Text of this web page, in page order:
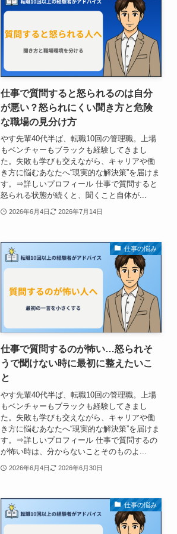
仕事で質問すると怒られるのは自分
が悪い？怒られにくい聞き方と危険
な職場の見分け方
やす先輩40代半ば、転職10回の管理職。上場
もベンチャーもブラックも経験してきまし
た。失敗も学びも交えながら、キャリアや働
き方に悩むあなたへ“現実的な解決策”を届けま
す。⇒詳しいプロフィール 仕事で質問すると
怒られる状態が続くと、聞くこと自体が...
2026年6月4日 2026年7月14日
仕事の悩み
仕事で質問するのが怖い…怒られそ
うで聞けない時に最初に整えたいこ
と
やす先輩40代半ば、転職10回の管理職。上場
もベンチャーもブラックも経験してきまし
た。失敗も学びも交えながら、キャリアや働
き方に悩むあなたへ“現実的な解決策”を届けま
す。⇒詳しいプロフィール 仕事で質問するの
が怖い時は、分からないことそのものよ...
2026年6月4日 2026年6月30日
仕事の悩み